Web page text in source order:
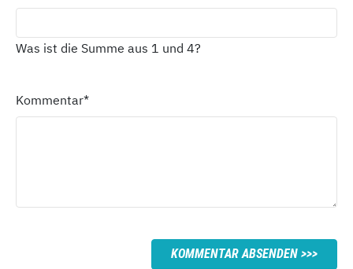
Was ist die Summe aus 1 und 4?
Kommentar*
KOMMENTAR ABSENDEN